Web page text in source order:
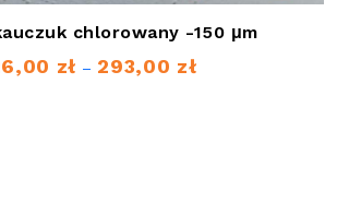
chlorowany -150 μm
zł – 293,00 złZakres